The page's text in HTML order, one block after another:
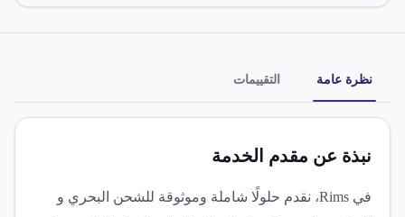
نظرة عامة التقييمات
نبذة عن مقدم الخدمة
في Rims، نقدم حلولًا شاملة وموثوقة للشحن البحري و